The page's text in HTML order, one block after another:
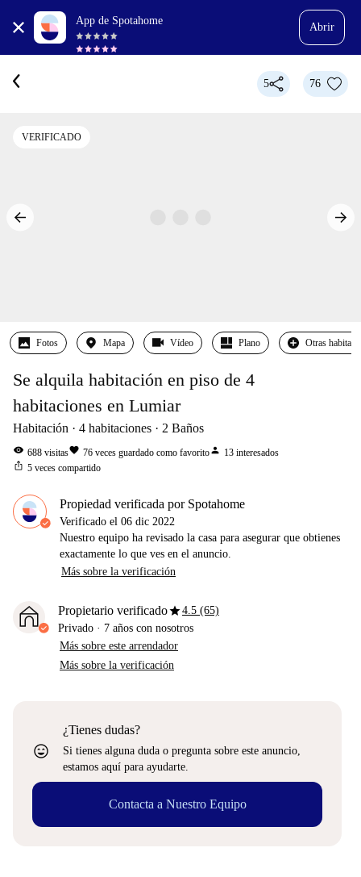
App de Spotahome
Abrir
5 76
VERIFICADO
Fotos Mapa Vídeo Plano Otras
Se alquila habitación en piso de 4
habitaciones en Lumiar
Habitación 4 habitaciones 2 Baños
visibility 688 visitasfavorite 76 veces guardado como favoritoperson 13 interesados
ios_share 5 veces compartido
Propiedad verificada por Spotahome
Verificado el 06 dic 2022
Nuestro equipo ha revisado la casa para asegurar que obtienes
exactamente lo que ves en el anuncio.
Más sobre la verificación
Propietario verificadostar4.5 (65)
Privado · 7 años con nosotros
Más sobre este arrendador
Más sobre la verificación
sentiment_very_satisfied
¿Tienes dudas?
Si tienes alguna duda o pregunta sobre este anuncio,
estamos aquí para ayudarte.
Contacta a Nuestro Equipo